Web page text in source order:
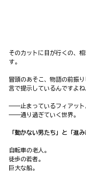
そのカットに目が行くの、
す。
冒頭のあそこ、物語の前振
言で提示しているんですよね
——止まっているフィアット
——通り過ぎていく世界。
「動かない男たち」と「進み
自転車の老人。
徒歩の若者。
巨大な船。